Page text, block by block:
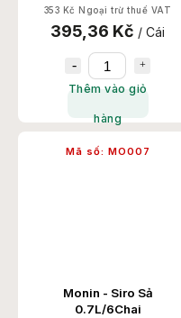
353 Kč Ngoại trừ thuế VAT
395,36 Kč / Cái
Thêm vào giỏ
hàng
Monin - Siro Sả
0.7L/6Chai
Mã số: MO007